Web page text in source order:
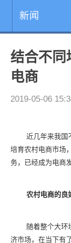
新闻
结合不同
电商
2019-05-06
近几年来我国
培育农村电商市场
务，已经成为电商
农村电商的良
随着整个大环
济市场，在当下有